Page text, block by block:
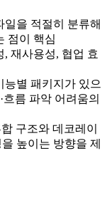
을 적절히 분류해
점이 핵심
, 재사용성, 협업 효
능별 패키지가 있으
름 파악 어려움의
구조와 데코레이
높이는 방향을 제